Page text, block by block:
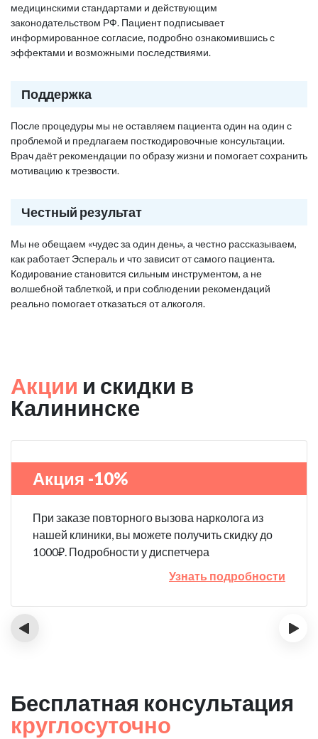
медицинскими стандартами и действующим
законодательством РФ. Пациент подписывает
информированное согласие, подробно ознакомившись с
эффектами и возможными последствиями.
Поддержка
После процедуры мы не оставляем пациента один на один с
проблемой и предлагаем посткодировочные консультации.
Врач даёт рекомендации по образу жизни и помогает сохранить
мотивацию к трезвости.
Честный результат
Мы не обещаем «чудес за один день», а честно рассказываем,
как работает Эспераль и что зависит от самого пациента.
Кодирование становится сильным инструментом, а не
волшебной таблеткой, и при соблюдении рекомендаций
реально помогает отказаться от алкоголя.
Акции и скидки в
Калининске
Акция -10%
При заказе повторного вызова нарколога из
нашей клиники, вы можете получить скидку до
1000₽. Подробности у диспетчера
Узнать подробности
‹ ›
Бесплатная консультация
круглосуточно